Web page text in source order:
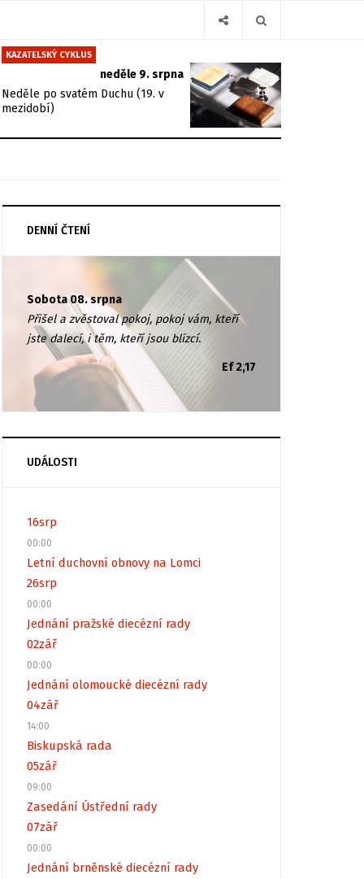
KAZATELSKÝ CYKLUS
neděle 9. srpna
Neděle po svatém Duchu (19. v
mezidobí)
DENNÍ ČTENÍ
Sobota 08. srpna
Přišel a zvěstoval pokoj, pokoj vám, kteří
jste dalecí, i těm, kteří jsou blízcí.
Ef 2,17
UDÁLOSTI
16srp
00:00
Letní duchovní obnovy na Lomci
26srp
00:00
Jednání pražské diecézní rady
02zář
00:00
Jednání olomoucké diecézní rady
04zář
14:00
Biskupská rada
05zář
09:00
Zasedání Ústřední rady
07zář
00:00
Jednání brněnské diecézní rady